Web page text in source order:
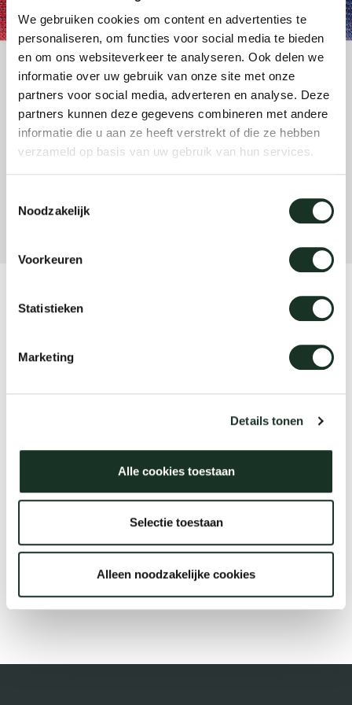
We gebruiken cookies om content en advertenties te
personaliseren, om functies voor social media te bieden
en om ons websiteverkeer te analyseren. Ook delen we
informatie over uw gebruik van onze site met onze
partners voor social media, adverteren en analyse. Deze
partners kunnen deze gegevens combineren met andere
informatie die u aan ze heeft verstrekt of die ze hebben
verzameld op basis van uw gebruik van hun services.
Noodzakelijk
Voorkeuren
Statistieken
Marketing
Details tonen
Alle cookies toestaan
Selectie toestaan
Alleen noodzakelijke cookies
local
vision
sessel
cm13/
cm15
cm21
cm22
uli
raw
jorre
ivan
dick
ineke
karel
Über Arco
CM11 - medium red/blue
€54,99
Bestellen